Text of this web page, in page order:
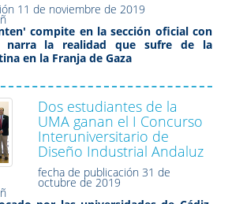
11 de noviembre de 2019
compite en la sección oficial con
narra la realidad que sufre de la
en la Franja de Gaza
Dos estudiantes de la
UMA ganan el I Concurso
Interuniversitario de
Diseño Industrial Andaluz
fecha de publicación 31 de
octubre de 2019